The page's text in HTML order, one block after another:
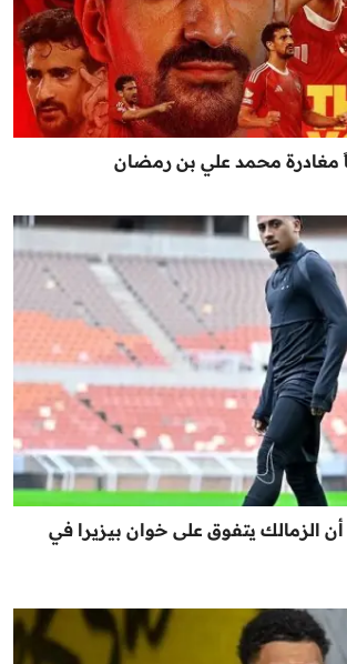
مغادرة محمد علي بن رمضان
الزمالك يتفوق على خوان بيزيرا في